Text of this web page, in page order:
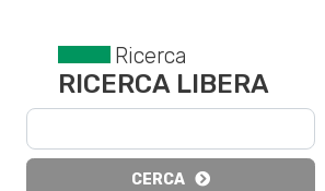
Ricerca
RICERCA LIBERA
CERCA